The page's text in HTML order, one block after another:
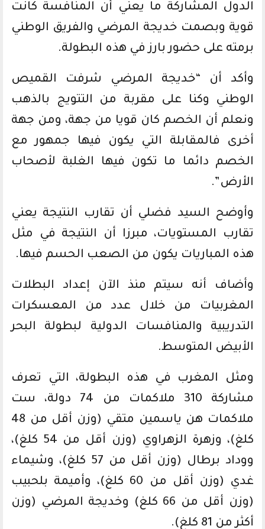
الدول المشاركة ما يعني أن المنافسة كانت
قوية وبصمت خديجة المرضي والفريق الوطني
برمته على حضور بارز في هذه البطولة.
وأكد أن “خديجة المرضي شرفت القميص
الوطني وكنا على مقربة من التتويج بالذهب
ونعلم أن الخصم كان قويا من جهة، ومن جهة
أخرى فالمقابلة التي يكون فيها جمهور مع
الخصم دائما ما تكون فيها الغلبة لأصحاب
الأرض”.
وأوضح السيد فضلي أن تقارب النتيجة يعني
تقارب المستويات، مبرزا أن النتيجة في مثل
هذه المباريات يكون من الصعب الحسم فيها.
وأضاف أنه سيتم منذ الآن إعداد البطلات
المغربيات من خلال عدد من المعسكرات
التدريبية والمنافسات الدولية لبطولة البحر
الأبيض المتوسط.
ومثل المغرب في هذه البطولة، التي تعرف
مشاركة 310 ملاكمات من 74 دولة، ست
ملاكمات هن ياسمين متقي (وزن أقل من 48
كلغ)، وزهرة الزهراوي (وزن أقل من 54 كلغ)،
ووداد برطال (وزن أقل من 57 كلغ)، وشيماء
غدي (وزن أقل من 60 كلغ)، وأميمة بلحبيب
(وزن أقل من 66 كلغ) وخديجة المرضي (وزن
أكثر من 81 كلغ).